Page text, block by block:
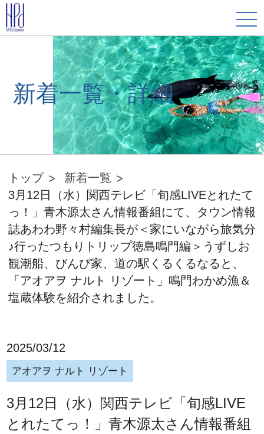
新着一覧・詳細
トップ
新着一覧
3月12日（水）関西テレビ「旬感LIVEとれたて
っ！」青木源太さん情報番組にて、タウン情報
誌あわわ野々村編集長が＜家にいながら旅気分
♪行ったつもりトリップ徳島鳴門編＞うずしお
観潮船、びんび家、道の駅くるくるなると、
「アオアヲ ナルト リゾート」鳴門わかめ漁＆
塩蔵体験を紹介されました。
2025/03/12
アオアヲ ナルト リゾート
3月12日（水）関西テレビ「旬感LIVE
とれたてっ！」青木源太さん情報番組